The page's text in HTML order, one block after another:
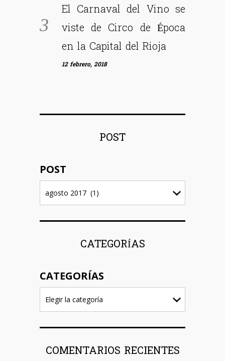
El Carnaval del Vino se
viste de Circo de Época
en la Capital del Rioja
12 febrero, 2018
POST
POST
CATEGORÍAS
CATEGORÍAS
COMENTARIOS RECIENTES